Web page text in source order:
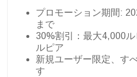
プロモーション期間:
まで
30%割引：最大4,000
ルピア
新規ユーザー限定、す
す